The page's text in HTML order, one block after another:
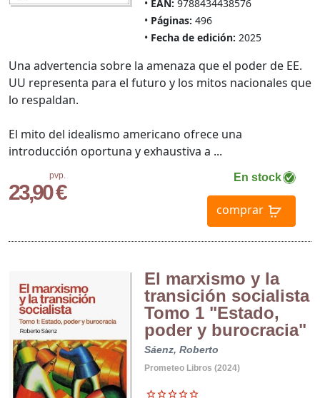
EAN: 9788434438576
Páginas: 496
Fecha de edición: 2025
pvp.
23,90 €
En stock
comprar
Una advertencia sobre la amenaza que el poder de EE.
UU representa para el futuro y los mitos nacionales que
lo respaldan.
El mito del idealismo americano ofrece una
introducción oportuna y exhaustiva a ...
El marxismo y la
transición socialista
Tomo 1 "Estado,
poder y burocracia"
Sáenz, Roberto
Prometeo Libros (2024)